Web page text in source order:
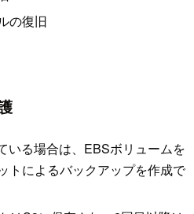
の復旧
いる場合は、EBSボリュームを
トによるバックアップを作成で